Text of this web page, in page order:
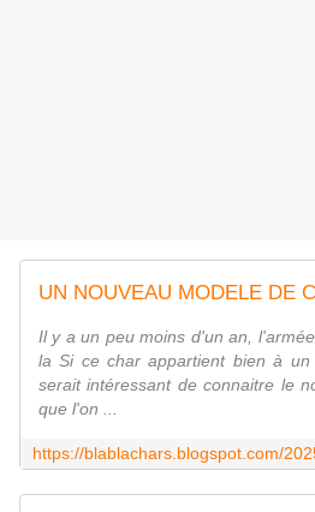
Il y a un peu moins d'un an,
la Si ce char appartient bien à
serait intéressant de connaitre le
que l'on ...